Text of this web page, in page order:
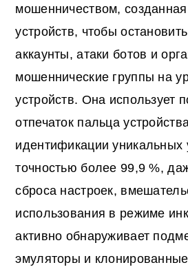
мошенничеством,
устройств, чтобы
аккаунты, атаки ботов и
мошеннические группы на
устройств. Она использует
отпечаток пальца
идентификации уникальных
точностью более 99,9 %,
сброса настроек,
использования в режиме
активно обнаруживает
эмуляторы и клонированные